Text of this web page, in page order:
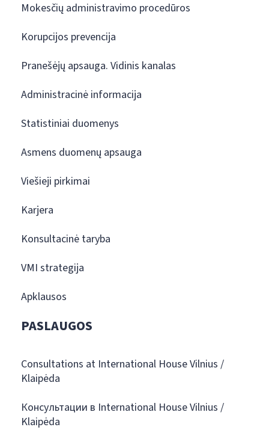
Mokesčių administravimo procedūros
Korupcijos prevencija
Pranešėjų apsauga. Vidinis kanalas
Administracinė informacija
Statistiniai duomenys
Asmens duomenų apsauga
Viešieji pirkimai
Karjera
Konsultacinė taryba
VMI strategija
Apklausos
PASLAUGOS
Consultations at International House Vilnius /
Klaipėda
Консультации в International House Vilnius /
Klaipėda